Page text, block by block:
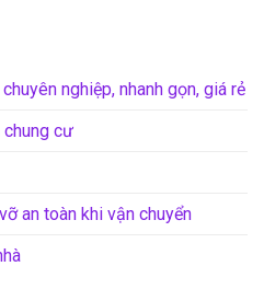
nghiệp, nhanh gọn, giá rẻ
cư
an toàn khi vận chuyển